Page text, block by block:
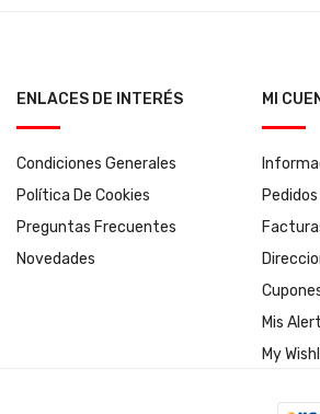
ENLACES DE INTERÉS
Condiciones Generales
Política De Cookies
Preguntas Frecuentes
Novedades
MI
Pedidos
Mis
My